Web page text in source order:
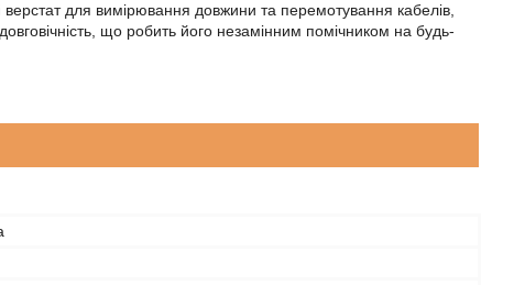
для вимірювання довжини та перемотування кабелів,
довговічність, що робить його незамінним помічником на будь-